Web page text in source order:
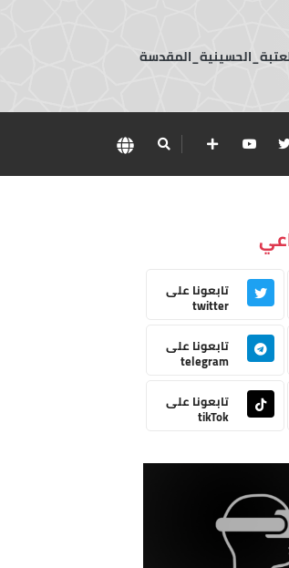
تابعونا على
twitter
تابعونا على
telegram
تابعونا على
tikTok